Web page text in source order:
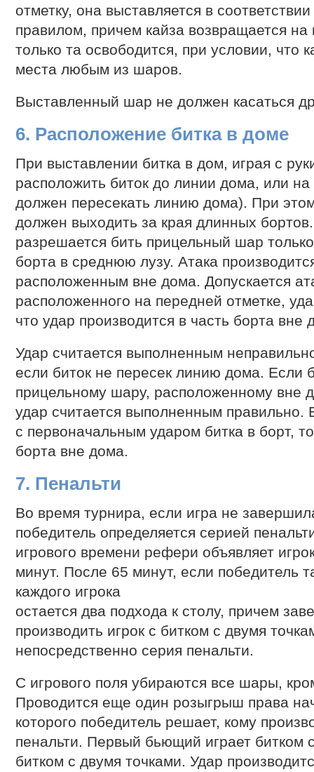
отметку, она выставляется в
правилом, причем кайза возвращается на
только та освободится, при условии, что
места любым из шаров.
Выставленный шар не должен касаться
6. Расположение битка в доме
При выставлении битка в дом, играя с
расположить биток до линии дома, или
должен пересекать линию дома). При
должен выходить за края длинных
разрешается бить прицельный шар
борта в среднюю лузу. Атака
расположенным вне дома. Допускается
расположенного на передней отметке,
что удар производится в часть борта вне
Удар считается выполненным
если биток не пересек линию дома. Если
прицельному шару, расположенному вне
удар считается выполненным правильно.
с первоначальным ударом битка в борт,
борта вне дома.
7. Пенальти
Во время турнира, если игра не
победитель определяется серией
игрового времени рефери объявляет
минут. После 65 минут, если победитель
каждого игрока
остается два подхода к столу, причем
производить игрок с битком с двумя
непосредственно серия пенальти.
С игрового поля убираются все шары,
Проводится еще один розыгрыш права
которого победитель решает, кому
пенальти. Первый бьющий играет битком
битком с двумя точками. Удар